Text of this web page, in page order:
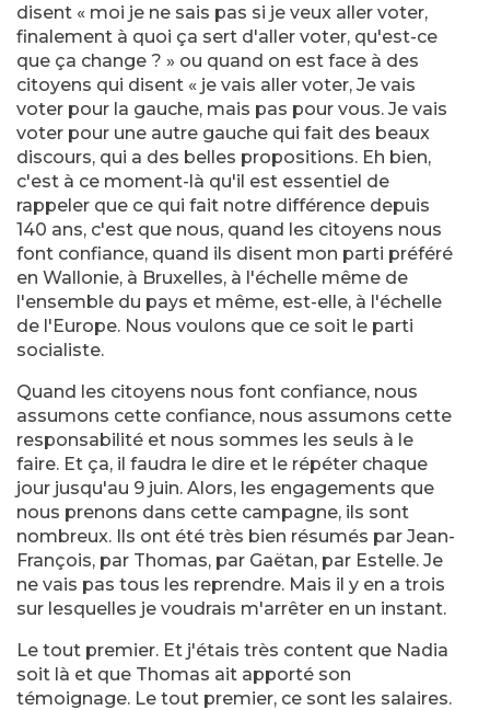
disent « moi je ne sais pas si je veux aller voter,
finalement à quoi ça sert d'aller voter, qu'est-ce
que ça change ? » ou quand on est face à des
citoyens qui disent « je vais aller voter, Je vais
voter pour la gauche, mais pas pour vous. Je vais
voter pour une autre gauche qui fait des beaux
discours, qui a des belles propositions. Eh bien,
c'est à ce moment-là qu'il est essentiel de
rappeler que ce qui fait notre différence depuis
140 ans, c'est que nous, quand les citoyens nous
font confiance, quand ils disent mon parti préféré
en Wallonie, à Bruxelles, à l'échelle même de
l'ensemble du pays et même, est-elle, à l'échelle
de l'Europe. Nous voulons que ce soit le parti
socialiste.
Quand les citoyens nous font confiance, nous
assumons cette confiance, nous assumons cette
responsabilité et nous sommes les seuls à le
faire. Et ça, il faudra le dire et le répéter chaque
jour jusqu'au 9 juin. Alors, les engagements que
nous prenons dans cette campagne, ils sont
nombreux. Ils ont été très bien résumés par Jean-
François, par Thomas, par Gaëtan, par Estelle. Je
ne vais pas tous les reprendre. Mais il y en a trois
sur lesquelles je voudrais m'arrêter en un instant.
Le tout premier. Et j'étais très content que Nadia
soit là et que Thomas ait apporté son
témoignage. Le tout premier, ce sont les salaires.